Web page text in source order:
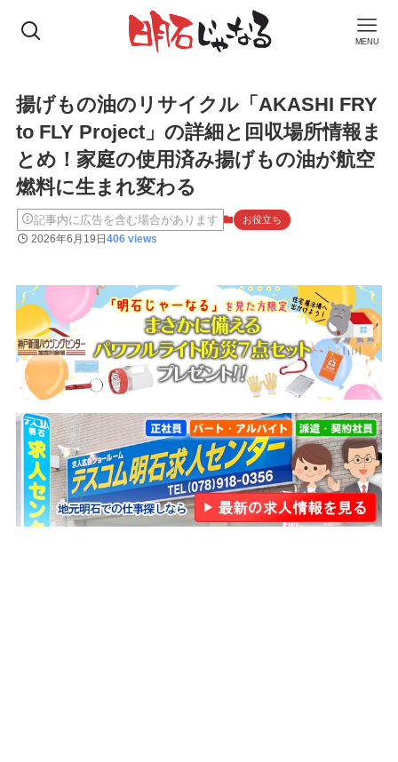
MENU
揚げもの油のリサイクル「AKASHI FRY
to FLY Project」の詳細と回収場所情報ま
とめ！家庭の使用済み揚げもの油が航空
燃料に生まれ変わる
記事内に広告を含む場合があります お役立ち
2026年6月19日406 views